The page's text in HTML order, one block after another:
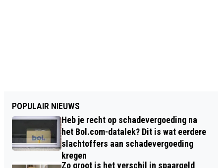
POPULAIR NIEUWS
Heb je recht op schadevergoeding na
het Bol.com-datalek? Dit is wat eerdere
slachtoffers aan schadevergoeding
kregen
Zo groot is het verschil in spaargeld